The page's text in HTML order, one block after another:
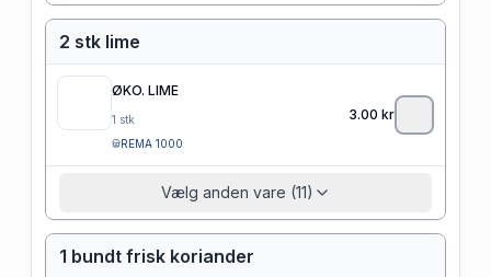
2 stk lime
ØKO. LIME
1 stk
REMA 1000
3.00 kr
Vælg anden vare (11)
1 bundt frisk koriander